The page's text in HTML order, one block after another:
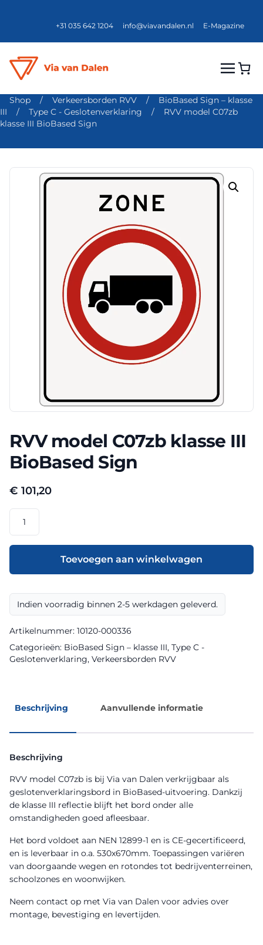
+31 035 642 1204 info@viavandalen.nl E-Magazine
Shop / Verkeersborden RVV /
BioBased Sign – klasse
III
/ Type C - Geslotenverklaring /
RVV model C07zb
klasse III BioBased Sign
RVV model C07zb klasse III
BioBased Sign
€ 101,20
model
C07zb
III
Sign
aantal
Toevoegen aan winkelwagen
Indien voorradig binnen 2-5 werkdagen geleverd.
Artikelnummer: 10120-000336
Categorieën: BioBased Sign – klasse III, Type C -
Geslotenverklaring, Verkeersborden RVV
Beschrijving Aanvullende informatie
Beschrijving
RVV model C07zb is bij Via van Dalen verkrijgbaar als
geslotenverklaringsbord in BioBased-uitvoering. Dankzij
de klasse III reflectie blijft het bord onder alle
omstandigheden goed afleesbaar.
Het bord voldoet aan NEN 12899-1 en is CE-gecertificeerd,
en is leverbaar in o.a. 530x670mm. Toepassingen variëren
van doorgaande wegen en rotondes tot bedrijventerreinen,
schoolzones en woonwijken.
Neem contact op met Via van Dalen voor advies over
montage, bevestiging en levertijden.